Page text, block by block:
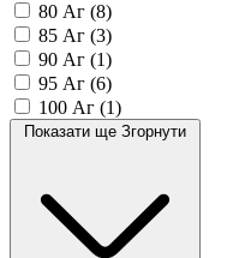
80 Аг (8)
85 Аг (3)
90 Аг (1)
95 Аг (6)
100 Аг (1)
Показати ще Згорнути